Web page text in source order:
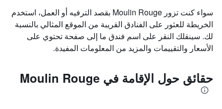
سواء كنت تزور Moulin Rouge بقصد الترفيه أو العمل، استخدم
الخريطة للعثور على الفنادق القريبة من الموقع المثالي بالنسبة
لك. سينقلك النقر على اسم فندق ما إلى صفحة تحتوي على
الأسعار والتقييمات والمزيد من المعلومات المفيدة.
حقائق حول الإقامة في Moulin Rouge